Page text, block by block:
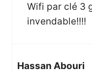
Wifi par clé 3
invendable!!!!
Hassan Abouri